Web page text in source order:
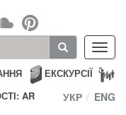
ЕКСКУРСІЇ
AR
УКР ENG